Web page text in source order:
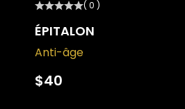
( 0 )
ÉPITALON
Anti-âge
$40